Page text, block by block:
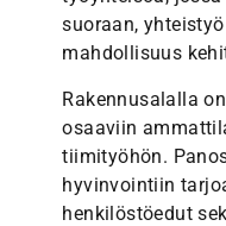
suoraan,
mahdollisuus
Rakennusalalla
osaaviin
tiimityöhön.
hyvinvointiin
henkilöstöedut